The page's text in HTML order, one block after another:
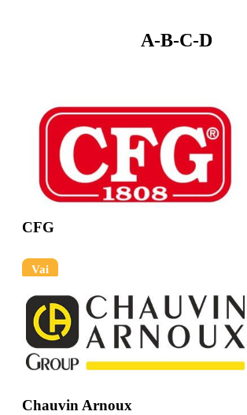
A-B-C-D
CFG
Vai
Chauvin Arnoux